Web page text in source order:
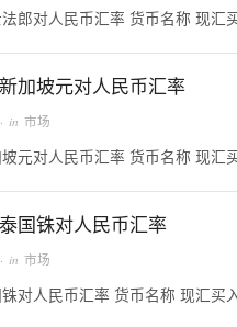
法郎对人民币汇率 货币名称 现
加坡元对人民币汇率
· in 市场
坡元对人民币汇率 货币名称 现汇
国铢对人民币汇率
· in 市场
铢对人民币汇率 货币名称 现汇买